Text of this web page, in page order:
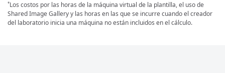
*Los costos por las horas de la máquina virtual de la plantilla, el uso de
Shared Image Gallery y las horas en las que se incurre cuando el creador
del laboratorio inicia una máquina no están incluidos en el cálculo.